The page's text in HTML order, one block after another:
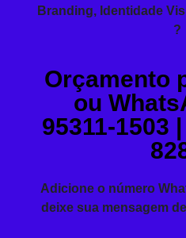
Branding, Identidade
?
Orçamento
ou
95311-1503
Adicione o número
deixe sua mensagem